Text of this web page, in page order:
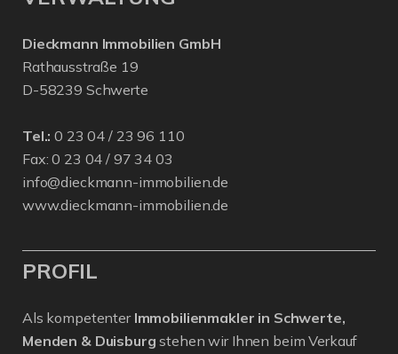
Dieckmann Immobilien GmbH
Rathausstraße 19
D-58239 Schwerte
Tel.: 0 23 04 / 23 96 110
Fax: 0 23 04 / 97 34 03
info@dieckmann-immobilien.de
www.dieckmann-immobilien.de
PROFIL
Als kompetenter Immobilienmakler in Schwerte,
Menden & Duisburg stehen wir Ihnen beim Verkauf